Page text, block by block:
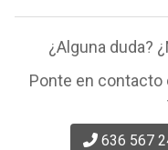
¿Alguna duda?
Ponte en
636 567